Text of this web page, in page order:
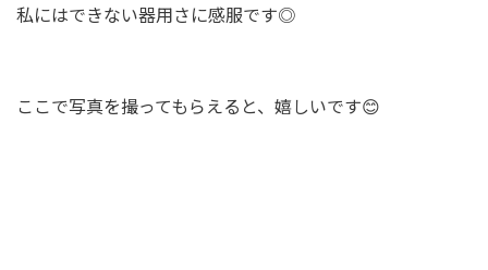
私にはできない器用さに感服です◎
ここで写真を撮ってもらえると、嬉しいです😊